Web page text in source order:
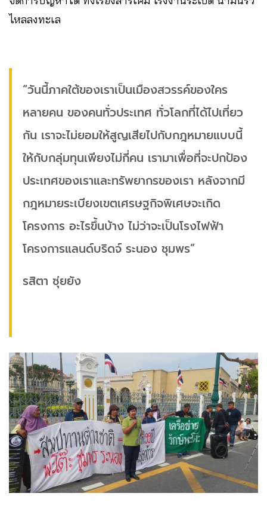
ไหลลงทะเล
“วันนี้ภาคใต้ของเราเป็นเมืองสวรรค์ของใคร
หลายคน ของคนทั่วประเทศ ทั่วโลกที่ได้ไปเที่ยว
กัน เราจะไม่ยอมให้สูญเสียไปกับกฎหมายแบบนี้
ให้กับกลุ่มทุนเพียงไม่กี่คน เรามาเพื่อที่จะปกป้อง
ประเทศของเราและทรัพยากรของเรา หลังจากมี
กฎหมายระเบียงเขตเศรษฐกิจพิเศษจะเกิด
โครงการ อะไรขึ้นบ้าง ไม่ว่าจะเป็นโรงไฟฟ้า
โครงการแลนด์บริดจ์ ระนอง ชุมพร”
รสิตา ซุ่ยยัง